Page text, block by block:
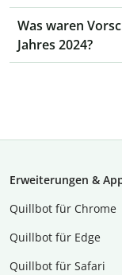
Was waren
Jahres 2024?
Erweiterungen &
Quillbot für Chrome
Quillbot für Edge
Quillbot für Safari